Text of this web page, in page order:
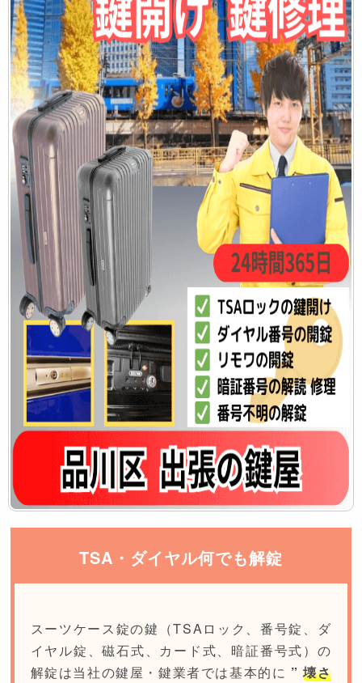
TSA・ダイヤル何でも解錠
スーツケース錠の鍵（TSAロック、番号錠、ダ
イヤル錠、磁石式、カード式、暗証番号式）の
解錠は当社の鍵屋・鍵業者では基本的に ”壊さ